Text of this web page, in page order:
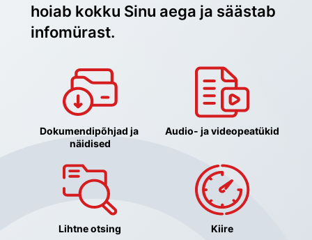
hoiab kokku Sinu aega ja säästab
infomürast.
Dokumendipõhjad ja
näidised
Audio- ja videopeatükid
Lihtne otsing Kiire